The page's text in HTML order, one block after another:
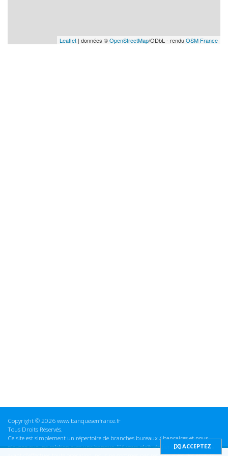
Leaflet | données ©OpenStreetMap/ODbL - renduOSM France
Copyright © 2026 www.banquesenfrance.fr
Tous Droits Réservés.
Ce site est simplement un répertoire de branches bureaux / bancaires et nous
n'avons aucune relation avec une banque. S'il vous plaît vérifier ces informations